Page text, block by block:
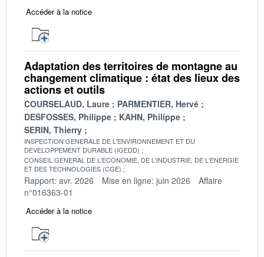
Accéder à la notice
Adaptation des territoires de montagne au
changement climatique : état des lieux des
actions et outils
COURSELAUD, Laure
PARMENTIER, Hervé
DESFOSSES, Philippe
KAHN, Philippe
SERIN, Thierry
INSPECTION GENERALE DE L'ENVIRONNEMENT ET DU
DEVELOPPEMENT DURABLE (IGEDD)
CONSEIL GENERAL DE L'ECONOMIE, DE L'INDUSTRIE, DE L'ENERGIE
ET DES TECHNOLOGIES (CGE)
Rapport: avr. 2026 Mise en ligne: juin 2026
Affaire
n°016363-01
Accéder à la notice